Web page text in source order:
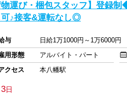
物運び・梱包スタッフ】登録
♪接客&運転なし◎
与
日給1万1000円～1万6000円
用形態
アルバイト・パート
クセス
本八幡駅
3日